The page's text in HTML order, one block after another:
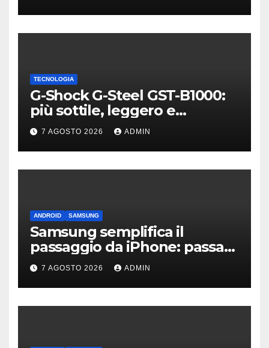
TECNOLOGIA
G-Shock G-Steel GST-B1000:
più sottile, leggero e
connesso
7 AGOSTO 2026 ADMIN
ANDROID SAMSUNG
Samsung semplifica il
passaggio da iPhone: passa
WhatsApp e c’è l’assistenza
7 AGOSTO 2026 ADMIN